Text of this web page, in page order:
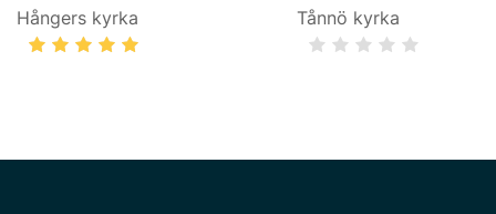
Hångers kyrka Tånnö kyrka